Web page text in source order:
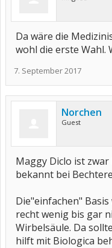
Da wäre die
wohl die erste Wahl.
7. September 2017
Norchen
Guest
Maggy Diclo ist
bekannt bei
Die"einfachen"
recht wenig bis gar
Wirbelsäule. Da
hilft mit Biologica